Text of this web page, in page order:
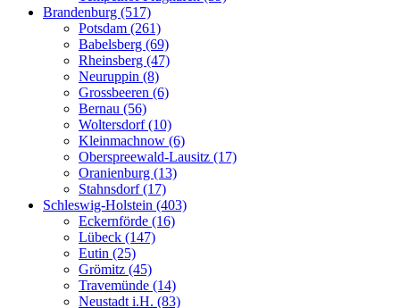
Brandenburg (517)
Potsdam (261)
Babelsberg (69)
Rheinsberg (47)
Neuruppin (8)
Grossbeeren (6)
Bernau (56)
Woltersdorf (10)
Kleinmachnow (6)
Oberspreewald-Lausitz (17)
Oranienburg (13)
Stahnsdorf (17)
Schleswig-Holstein (403)
Eckernförde (16)
Lübeck (147)
Eutin (25)
Grömitz (45)
Travemünde (14)
Neustadt i.H. (83)